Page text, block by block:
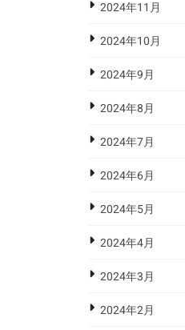
2024年11月
2024年10月
2024年9月
2024年8月
2024年7月
2024年6月
2024年5月
2024年4月
2024年3月
2024年2月